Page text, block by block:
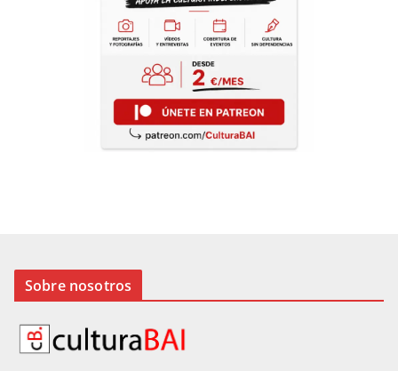
Sobre nosotros